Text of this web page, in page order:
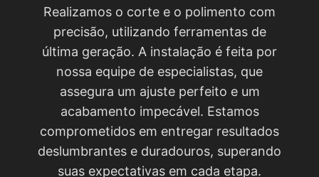
Realizamos o corte e o polimento com
precisão, utilizando ferramentas de
última geração. A instalação é feita por
nossa equipe de especialistas, que
assegura um ajuste perfeito e um
acabamento impecável. Estamos
comprometidos em entregar resultados
deslumbrantes e duradouros, superando
suas expectativas em cada etapa.